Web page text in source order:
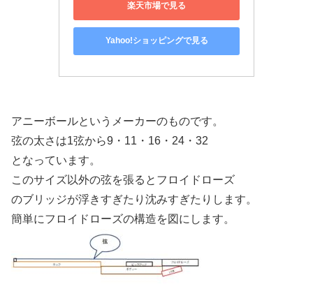
楽天市場で見る
Yahoo!ショッピングで見る
アニーボールというメーカーのものです。
弦の太さは1弦から9・11・16・24・32
となっています。
このサイズ以外の弦を張るとフロイドローズ
のブリッジが浮きすぎたり沈みすぎたりします。
簡単にフロイドローズの構造を図にします。